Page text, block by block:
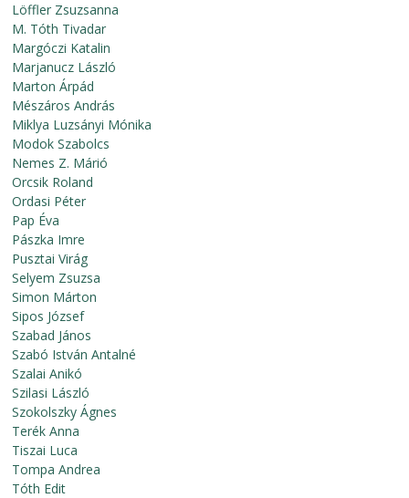
Löffler Zsuzsanna
M. Tóth Tivadar
Margóczi Katalin
Marjanucz László
Marton Árpád
Mészáros András
Miklya Luzsányi Mónika
Modok Szabolcs
Nemes Z. Márió
Orcsik Roland
Ordasi Péter
Pap Éva
Pászka Imre
Pusztai Virág
Selyem Zsuzsa
Simon Márton
Sipos József
Szabad János
Szabó István Antalné
Szalai Anikó
Szilasi László
Szokolszky Ágnes
Terék Anna
Tiszai Luca
Tompa Andrea
Tóth Edit